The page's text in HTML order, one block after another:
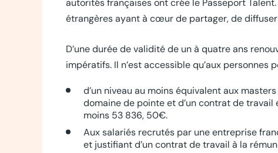
autorités françaises ont crée le Passeport
étrangères ayant à cœur de partager, de
D’une durée de validité de un à quatre ans
impératifs. Il n’est accessible qu’aux personnes
d’un niveau au moins équivalent aux
domaine de pointe et d’un contrat de travail
moins 53 836, 50€.
Aux salariés recrutés par une entreprise
et justifiant d’un contrat de travail à la